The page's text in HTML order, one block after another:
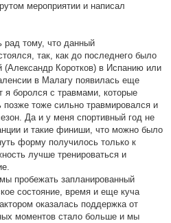
мероприятии и написал
рад тому, что данный
так, как до последнего было
Коротков) в Испанию или
в Малагу появилась еще
я боролся с травмами, которые
тоже сильно травмировался и
Да и у меня спортивный год не
и такие финиши, что можно было
форму получилось только к
лучше тренироваться и
пробежать запланированный
состояние, время и еще куча
оказалась поддержка от
моментов стало больше и мы